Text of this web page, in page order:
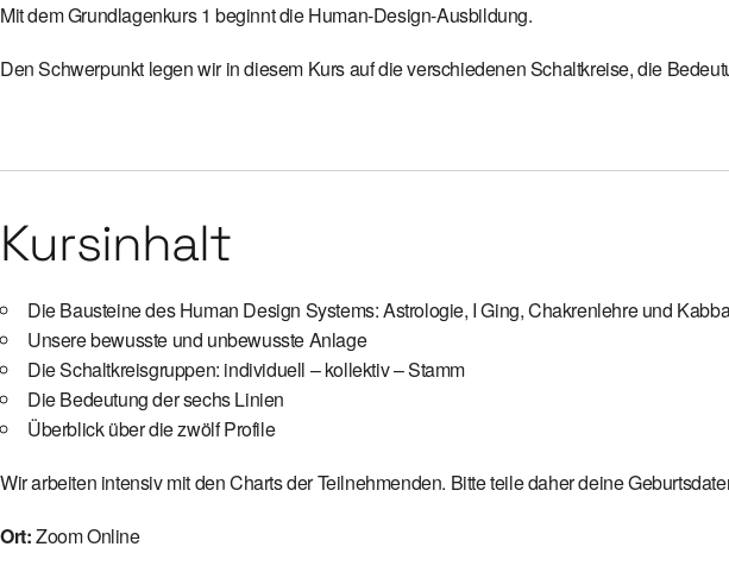
Mit dem Grundlagenkurs 1 beginnt die Human-Design-Ausbildung.
Den Schwerpunkt legen wir in diesem Kurs auf die verschiedenen Schaltkreise, die
Kursinhalt
Die Bausteine des Human Design Systems: Astrologie, I Ging, Chakrenlehre und
Unsere bewusste und unbewusste Anlage
Die Schaltkreisgruppen: individuell – kollektiv – Stamm
Die Bedeutung der sechs Linien
Überblick über die zwölf Profile
Wir arbeiten intensiv mit den Charts der Teilnehmenden. Bitte teile daher deine
Ort:Zoom Online